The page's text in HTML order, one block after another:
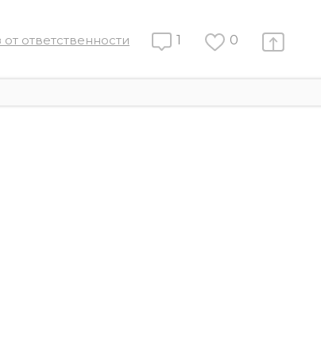
от ответственности 1 0